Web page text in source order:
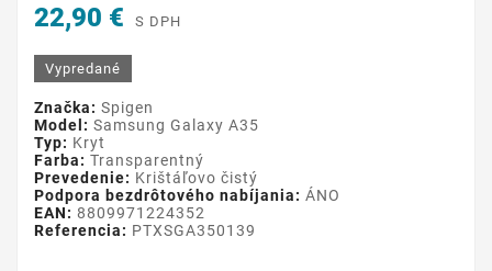
22,90 € S DPH
Vypredané
Značka: Spigen
Model: Samsung Galaxy A35
Typ: Kryt
Farba: Transparentný
Prevedenie: Krištáľovo čistý
Podpora bezdrôtového nabíjania: ÁNO
EAN: 8809971224352
Referencia: PTXSGA350139